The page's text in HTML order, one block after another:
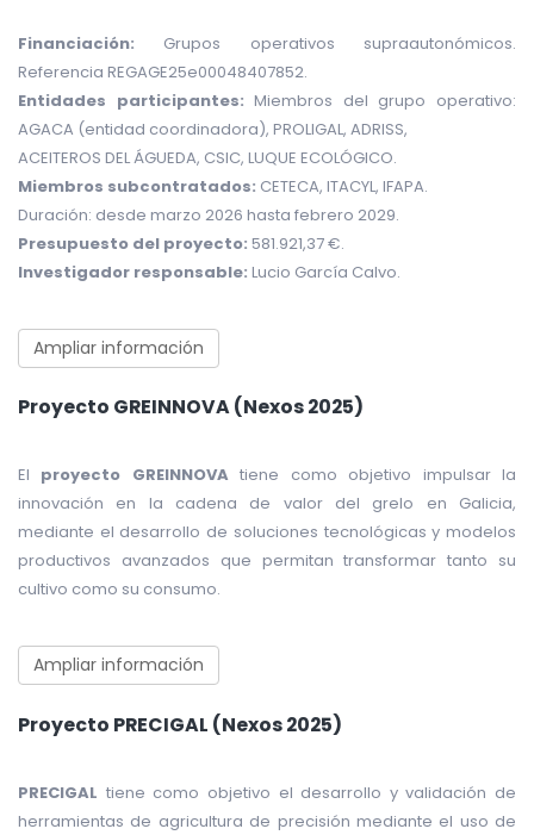
Financiación: Grupos operativos supraautonómicos.
Referencia REGAGE25e00048407852.
Entidades participantes: Miembros del grupo operativo:
AGACA (entidad coordinadora), PROLIGAL, ADRISS,
ACEITEROS DEL ÁGUEDA, CSIC, LUQUE ECOLÓGICO.
Miembros subcontratados: CETECA, ITACYL, IFAPA.
Duración: desde marzo 2026 hasta febrero 2029.
Presupuesto del proyecto: 581.921,37 €.
Investigador responsable: Lucio García Calvo.
Ampliar información
Proyecto GREINNOVA (Nexos 2025)
El proyecto GREINNOVAtiene como objetivo impulsar la
innovación en la cadena de valor del grelo en Galicia,
mediante el desarrollo de soluciones tecnológicas y modelos
productivos avanzados que permitan transformar tanto su
cultivo como su consumo.
Ampliar información
Proyecto PRECIGAL (Nexos 2025)
PRECIGAL tiene como objetivo el desarrollo y validación de
herramientas de agricultura de precisión mediante el uso de